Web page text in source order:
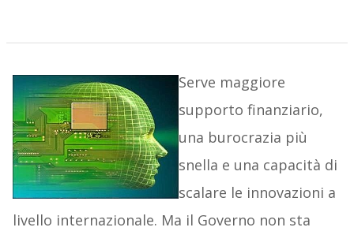
Serve maggiore
supporto finanziario,
una burocrazia più
snella e una capacità di
scalare le innovazioni a
livello internazionale. Ma il Governo non sta